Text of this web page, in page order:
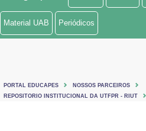
Ministério de Minas e Energia
Ministério do Turismo
Material UAB Periódicos
PORTAL EDUCAPES
NOSSOS PARCEIROS
REPOSITORIO INSTITUCIONAL DA UTFPR - RIUT